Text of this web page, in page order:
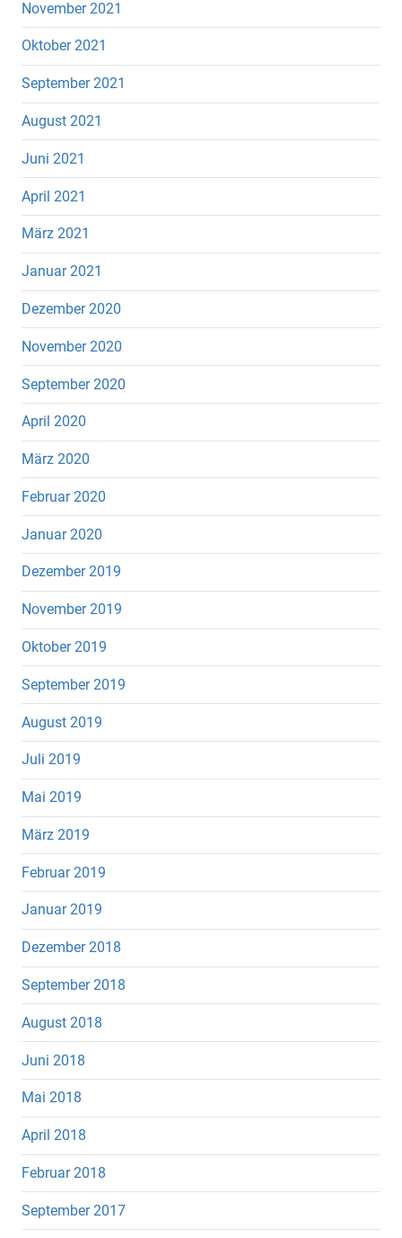
November 2021
Oktober 2021
September 2021
August 2021
Juni 2021
April 2021
März 2021
Januar 2021
Dezember 2020
November 2020
September 2020
April 2020
März 2020
Februar 2020
Januar 2020
Dezember 2019
November 2019
Oktober 2019
September 2019
August 2019
Juli 2019
Mai 2019
März 2019
Februar 2019
Januar 2019
Dezember 2018
September 2018
August 2018
Juni 2018
Mai 2018
April 2018
Februar 2018
September 2017